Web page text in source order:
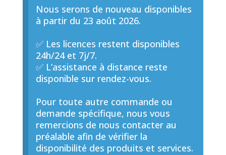
Nous serons de nouveau disponibles
à partir du 23 août 2026.
✅ Les licences restent disponibles
24h/24 et 7j/7.
✅ L’assistance à distance reste
disponible sur rendez-vous.
Pour toute autre commande ou
demande spécifique, nous vous
remercions de nous contacter au
préalable afin de vérifier la
disponibilité des produits et services.